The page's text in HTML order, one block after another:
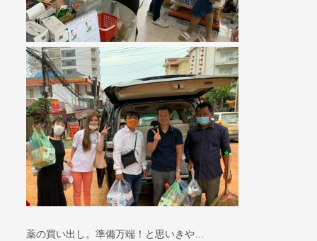
薬の買い出し。準備万端！と思いきや…